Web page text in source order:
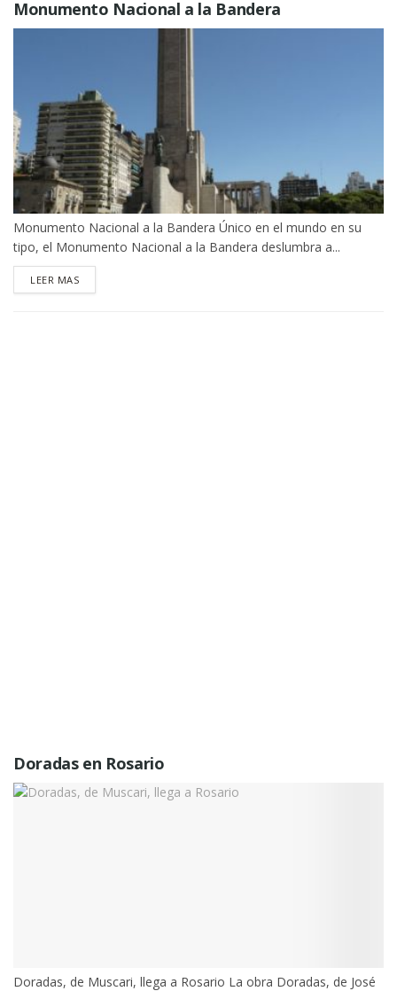
Monumento Nacional a la Bandera
Monumento Nacional a la Bandera Único en el mundo en su
tipo, el Monumento Nacional a la Bandera deslumbra a...
LEER MASDETAILS
Doradas en Rosario
Doradas, de Muscari, llega a Rosario La obra Doradas, de José